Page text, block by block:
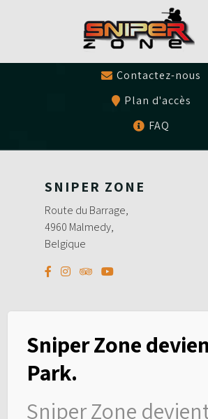
0497479786
Bons cadeaux
Contactez-nous
Plan d'accès
FAQ
SNIPER ZONE
Route du Barrage,
4960 Malmedy,
Belgique
LIENS UTILES
Sniper Zone
Park.
Sniper Zone